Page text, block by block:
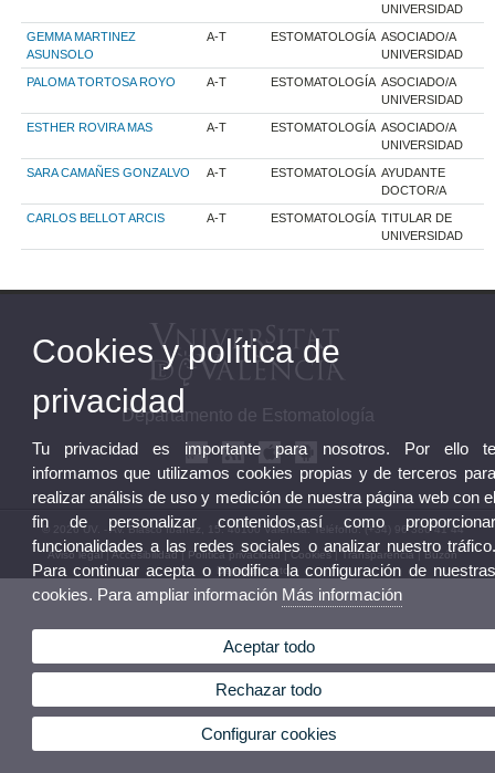
UNIVERSIDAD
GEMMA MARTINEZ
ASUNSOLO
A-T ESTOMATOLOGÍA ASOCIADO/A
UNIVERSIDAD
PALOMA TORTOSA ROYO A-T ESTOMATOLOGÍA ASOCIADO/A
UNIVERSIDAD
ESTHER ROVIRA MAS A-T ESTOMATOLOGÍA ASOCIADO/A
UNIVERSIDAD
SARA CAMAÑES GONZALVO A-T ESTOMATOLOGÍA AYUDANTE
DOCTOR/A
CARLOS BELLOT ARCIS A-T ESTOMATOLOGÍA TITULAR DE
UNIVERSIDAD
Departamento de Estomatología
© 2026 UV. - Av. Blasco Ibáñez, 15. 46100 Valencia. Teléfono: (+34) 96 386 41 44
Aviso legal|Accesibilidad| Política privacidad|Cookies|Transparencia|Buzón
Departamento
Cookies y política de
privacidad
Tu privacidad es importante para nosotros. Por ello
informamos que utilizamos cookies propias y de terceros
realizar análisis de uso y medición de nuestra página web con
fin de personalizar contenidos,así como
funcionalidades a las redes sociales o analizar nuestro
Para continuar acepta o modifica la configuración de
cookies. Para ampliar información Más información
Aceptar todo
Rechazar todo
Configurar cookies